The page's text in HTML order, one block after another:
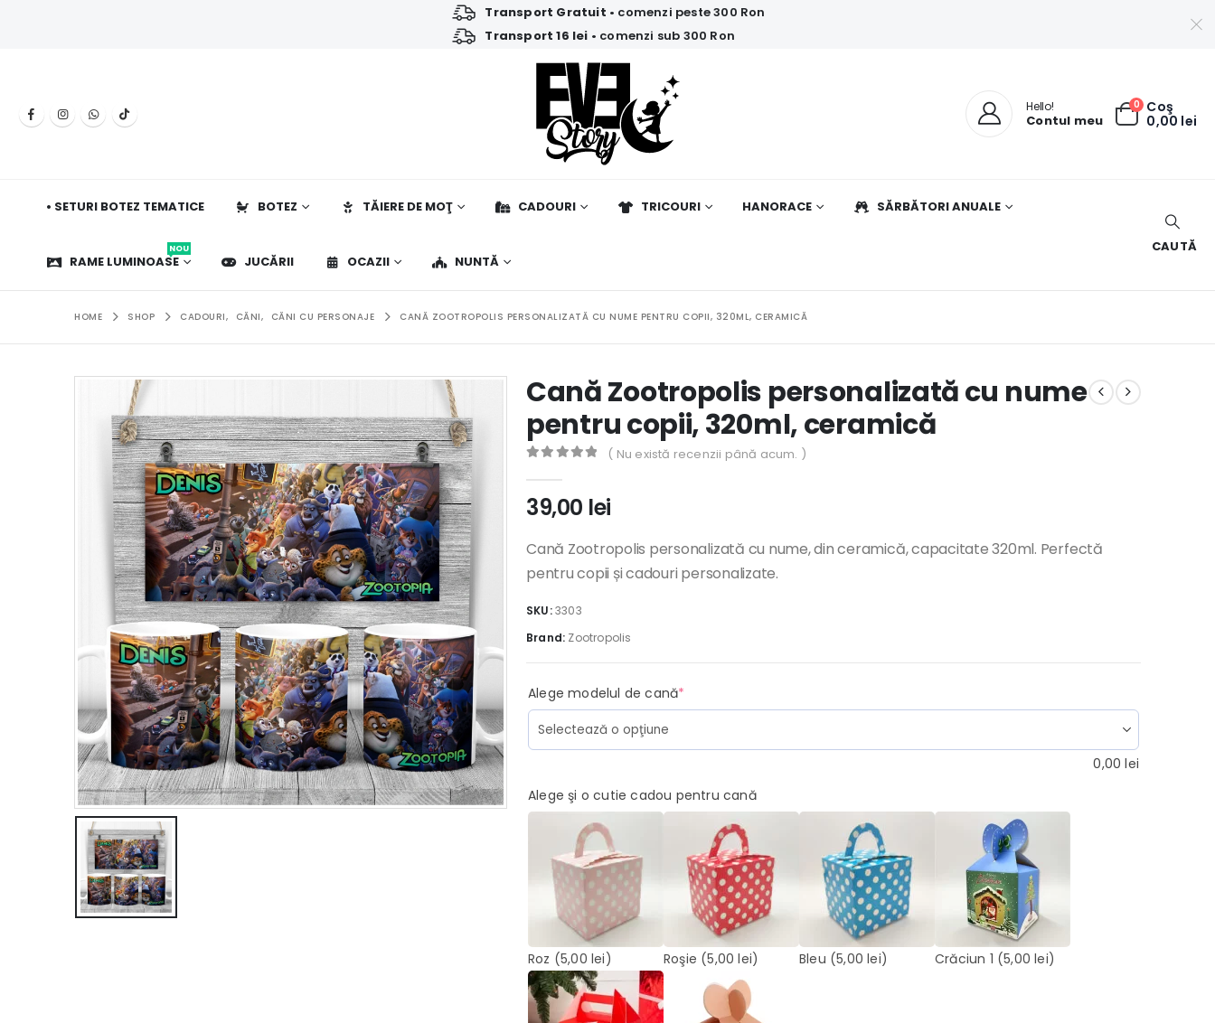
Transport Gratuit • comenzi peste 300 Ron
Transport 16 lei • comenzi sub 300 Ron
Hello!
Contul meu
0 Coş
0,00 lei
• SETURI BOTEZ TEMATICE BOTEZ TĂIERE DE MOŢ CADOURI TRICOURI HANORACE SĂRBĂTORI ANUALE
RAME LUMINOASE
NOU
JUCĂRII OCAZII NUNTĂ
CAUTĂ
HOME SHOP CADOURI, CĂNI, CĂNI CU PERSONAJE CANĂ ZOOTROPOLIS PERSONALIZATĂ CU NUME PENTRU COPII, 320ML, CERAMICĂ
Cană Zootropolis personalizată cu nume
pentru copii, 320ml, ceramică
( Nu există recenzii până acum. )
39,00 lei
Cană Zootropolis personalizată cu nume, din ceramică, capacitate 320ml. Perfectă
pentru copii și cadouri personalizate.
SKU:3303
Brand: Zootropolis
Alege modelul de cană*
0,00lei
Alege şi o cutie cadou pentru cană
Roz (5,00 lei) Roşie (5,00 lei) Bleu (5,00 lei) Crăciun 1 (5,00 lei)